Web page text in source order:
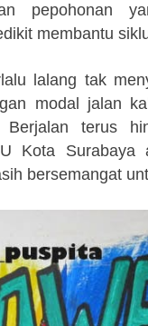
pepohonan
membantu
lalang tak
modal jalan
Berjalan terus
Kota Surabaya
bersemangat